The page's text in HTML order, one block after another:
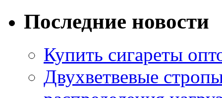
Последние новости
Купить сигареты
Двухветвевые